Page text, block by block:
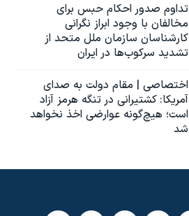
تداوم صدور احکام حبس برای
مخالفان با وجود ابراز نگرانی
کارشناسان سازمان ملل متحد از
تشدید سرکوب‌ها در ایران
اختصاصی | مقام دولت به صدای
آمریکا: کشتیرانی در تنگه هرمز آزاد
است؛ هیچ‌گونه عوارضی اخذ نخواهد
شد